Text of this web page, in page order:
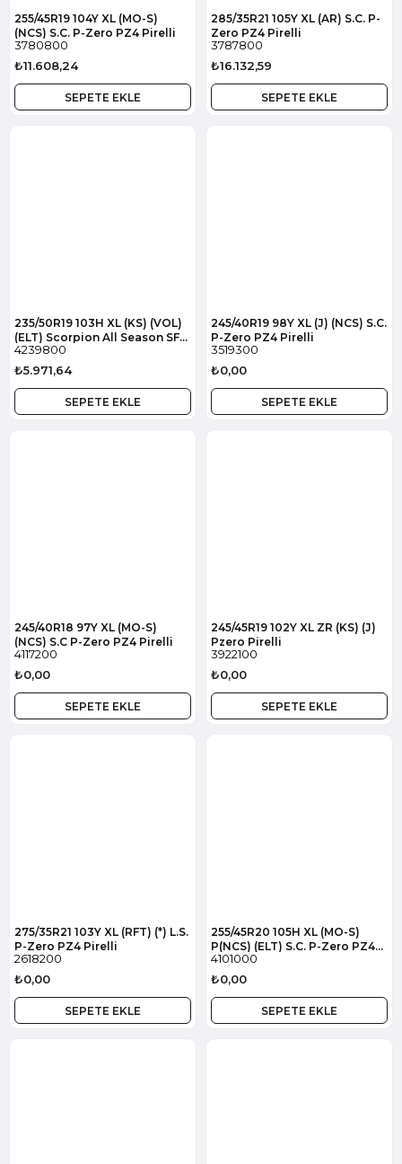
255/45R19 104Y XL (MO-S)
(NCS) S.C. P-Zero PZ4 Pirelli
3780800
₺11.608,24
SEPETE EKLE
285/35R21 105Y XL (AR) S.C. P-
Zero PZ4 Pirelli
3787800
₺16.132,59
SEPETE EKLE
235/50R19 103H XL (KS) (VOL)
(ELT) Scorpion All Season SF2
Pirelli
4239800
₺5.971,64
SEPETE EKLE
245/40R19 98Y XL (J) (NCS) S.C.
P-Zero PZ4 Pirelli
3519300
₺0,00
SEPETE EKLE
245/40R18 97Y XL (MO-S)
(NCS) S.C P-Zero PZ4 Pirelli
4117200
₺0,00
SEPETE EKLE
245/45R19 102Y XL ZR (KS) (J)
Pzero Pirelli
3922100
₺0,00
SEPETE EKLE
275/35R21 103Y XL (RFT) (*) L.S.
P-Zero PZ4 Pirelli
2618200
₺0,00
SEPETE EKLE
255/45R20 105H XL (MO-S)
P(NCS) (ELT) S.C. P-Zero PZ4
Pirelli
4101000
₺0,00
SEPETE EKLE